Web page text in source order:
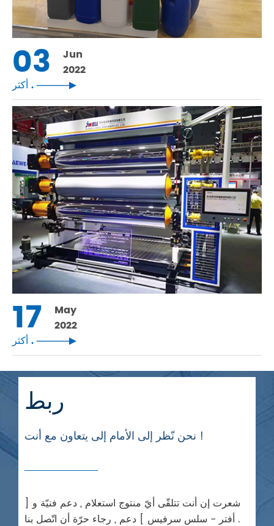
03
Jun
2022
أكثر . 
17
May
2022
أكثر . 
ربط
نحن نّظر إلى الأمام إلى يتعاون مع أنت !
شعرت إن أنت تتلقّى أيّ منتوج استعلام , دعم فنيّة و [
أفتر - سلس سرفيس ] دعم , رجاء حرّة أن اتّصل بنا .